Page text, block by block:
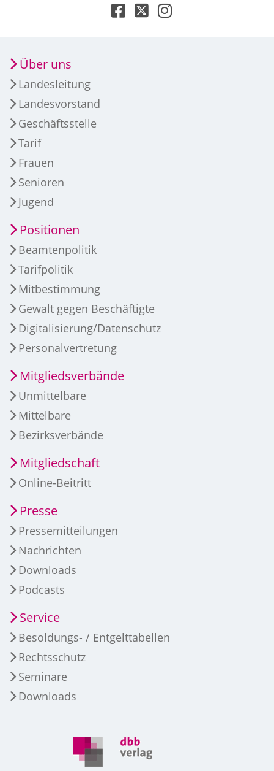
Über uns
Landesleitung
Landesvorstand
Geschäftsstelle
Tarif
Frauen
Senioren
Jugend
Positionen
Beamtenpolitik
Tarifpolitik
Mitbestimmung
Gewalt gegen Beschäftigte
Digitalisierung/Datenschutz
Personalvertretung
Mitgliedsverbände
Unmittelbare
Mittelbare
Bezirksverbände
Mitgliedschaft
Online-Beitritt
Presse
Pressemitteilungen
Nachrichten
Downloads
Podcasts
Service
Besoldungs- / Entgelttabellen
Rechtsschutz
Seminare
Downloads